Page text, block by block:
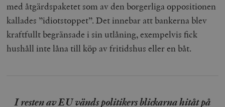
med åtgärdspaketet som av den borgerliga oppositionen
kallades ”idiotstoppet”. Det innebar att bankerna blev
kraftfullt begränsade i sin utlåning, exempelvis fick
hushåll inte låna till köp av fritidshus eller en båt.
I resten av EU vänds politikers blickarna hitåt på